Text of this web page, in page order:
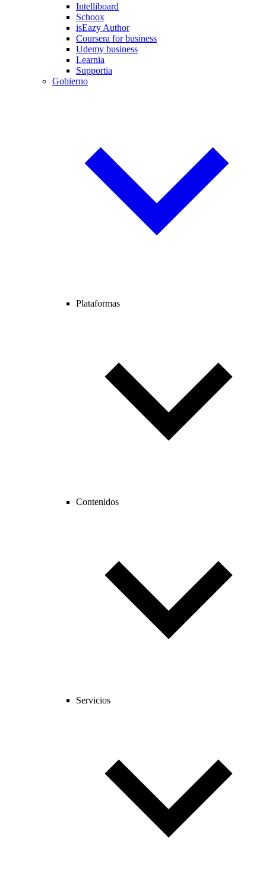
Intelliboard
Schoox
isEazy Author
Coursera for business
Udemy business
Learnia
Supportia
Gobierno
Plataformas
Contenidos
Servicios